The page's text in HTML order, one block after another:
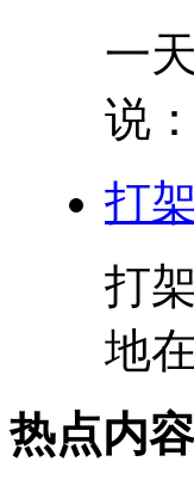
一
说
打
打
地
热点内容